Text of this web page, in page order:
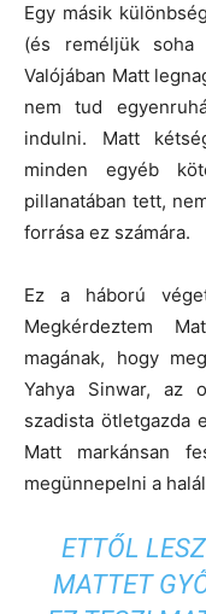
Egy másik
(és reméljük
Valójában Matt
nem tud
indulni. Matt
minden egyéb
pillanatában tett,
forrása ez számára.
Ez a háború
Megkérdeztem
magának, hogy
Yahya Sinwar, az
szadista ötletgazda
Matt markánsan
megünnepelni a
ETTŐL
MATTET